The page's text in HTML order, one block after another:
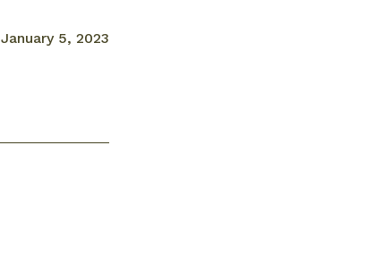
January 5, 2023